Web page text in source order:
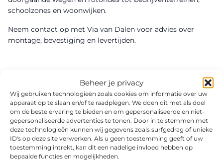
Beheer je privacy
Wij gebruiken technologieën zoals cookies om informatie over uw
apparaat op te slaan en/of te raadplegen. We doen dit met als doel
om de beste ervaring te bieden en om gepersonaliseerde en niet-
gepersonaliseerde advertenties te tonen. Door in te stemmen met
deze technologieën kunnen wij gegevens zoals surfgedrag of unieke
ID's op deze site verwerken. Als u geen toestemming geeft of uw
toestemming intrekt, kan dit een nadelige invloed hebben op
bepaalde functies en mogelijkheden.
schoolzones en woonwijken.
Neem contact op met Via van Dalen voor advies over
montage, bevestiging en levertijden.